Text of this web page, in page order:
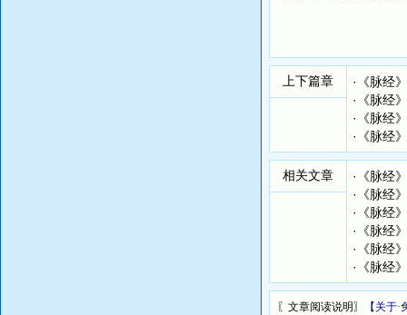
上下篇章 · 《脉经
· 《脉经
· 《脉经
· 《脉经
相关文章 · 《脉经
· 《脉经
· 《脉经
· 《脉经
· 《脉经
· 《脉经
〖文章阅读说明〗
【关于